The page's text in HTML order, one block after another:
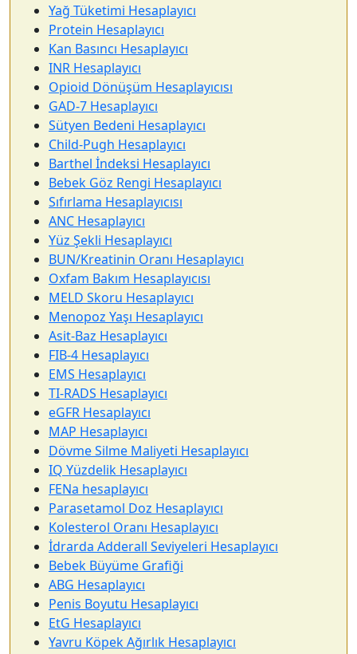
Yağ Tüketimi Hesaplayıcı
Protein Hesaplayıcı
Kan Basıncı Hesaplayıcı
INR Hesaplayıcı
Opioid Dönüşüm Hesaplayıcısı
GAD-7 Hesaplayıcı
Sütyen Bedeni Hesaplayıcı
Child-Pugh Hesaplayıcı
Barthel İndeksi Hesaplayıcı
Bebek Göz Rengi Hesaplayıcı
Sıfırlama Hesaplayıcısı
ANC Hesaplayıcı
Yüz Şekli Hesaplayıcı
BUN/Kreatinin Oranı Hesaplayıcı
Oxfam Bakım Hesaplayıcısı
MELD Skoru Hesaplayıcı
Menopoz Yaşı Hesaplayıcı
Asit-Baz Hesaplayıcı
FIB-4 Hesaplayıcı
EMS Hesaplayıcı
TI-RADS Hesaplayıcı
eGFR Hesaplayıcı
MAP Hesaplayıcı
Dövme Silme Maliyeti Hesaplayıcı
IQ Yüzdelik Hesaplayıcı
FENa hesaplayıcı
Parasetamol Doz Hesaplayıcı
Kolesterol Oranı Hesaplayıcı
İdrarda Adderall Seviyeleri Hesaplayıcı
Bebek Büyüme Grafiği
ABG Hesaplayıcı
Penis Boyutu Hesaplayıcı
EtG Hesaplayıcı
Yavru Köpek Ağırlık Hesaplayıcı